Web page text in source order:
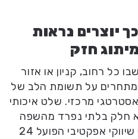
יוצרים נראות
חזק
כל רחוב, קניון או אזור
על תשומת הלב של
מרכזי. שלט איכותי
חלק בלתי נפרד מהשפה
המיתוגית של העסק, כלי שיווקי אפקטיבי הפועל 24